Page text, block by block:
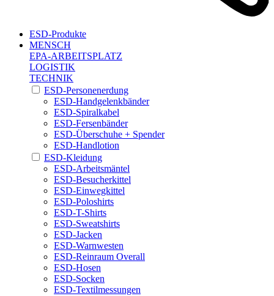
ESD-Produkte
MENSCH
EPA-ARBEITSPLATZ
LOGISTIK
TECHNIK
ESD-Personenerdung
ESD-Handgelenkbänder
ESD-Spiralkabel
ESD-Fersenbänder
ESD-Überschuhe + Spender
ESD-Handlotion
ESD-Kleidung
ESD-Arbeitsmäntel
ESD-Besucherkittel
ESD-Einwegkittel
ESD-Poloshirts
ESD-T-Shirts
ESD-Sweatshirts
ESD-Jacken
ESD-Warnwesten
ESD-Reinraum Overall
ESD-Hosen
ESD-Socken
ESD-Textilmessungen